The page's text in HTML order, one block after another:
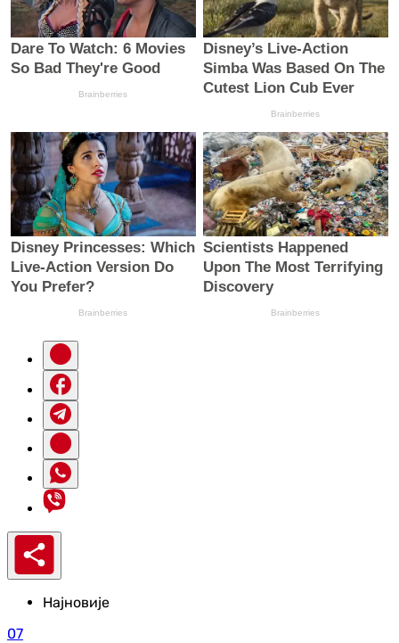
Најновије
07